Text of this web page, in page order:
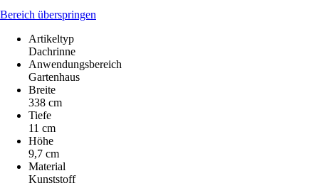
Bereich überspringen
Artikeltyp
Dachrinne
Anwendungsbereich
Gartenhaus
Breite
338 cm
Tiefe
11 cm
Höhe
9,7 cm
Material
Kunststoff